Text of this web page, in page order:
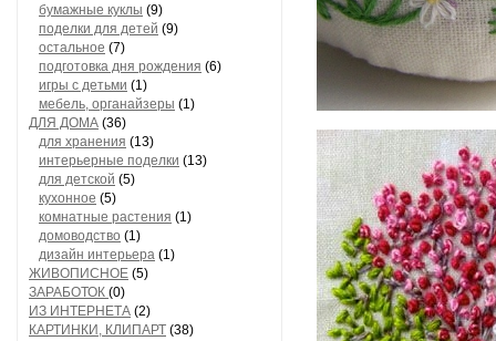
бумажные куклы (9)
поделки для детей (9)
остальное (7)
подготовка дня рождения (6)
игры с детьми (1)
мебель, органайзеры (1)
ДЛЯ ДОМА (36)
для хранения (13)
интерьерные поделки (13)
для детской (5)
кухонное (5)
комнатные растения (1)
домоводство (1)
дизайн интерьера (1)
ЖИВОПИСНОЕ (5)
ЗАРАБОТОК (0)
ИЗ ИНТЕРНЕТА (2)
КАРТИНКИ, КЛИПАРТ (38)